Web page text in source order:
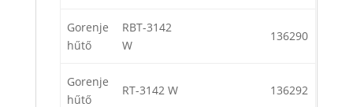
Gorenje
hűtő
RBT-3142
W
136290
Gorenje
hűtő
RT-3142 W 136292